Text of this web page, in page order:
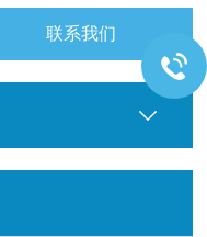
联系我们